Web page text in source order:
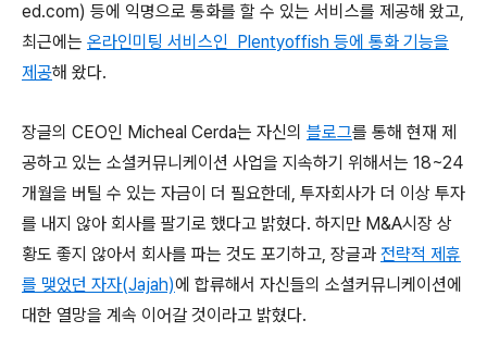
ed.com) 등에 익명으로 통화를 할 수 있는 서비스를 제공해 왔고,
최근에는 온라인미팅 서비스인 Plentyoffish 등에 통화 기능을
제공해 왔다.
장글의 CEO인 Micheal Cerda는 자신의 블로그를 통해 현재 제
공하고 있는 소셜커뮤니케이션 사업을 지속하기 위해서는 18~24
개월을 버틸 수 있는 자금이 더 필요한데, 투자회사가 더 이상 투자
를 내지 않아 회사를 팔기로 했다고 밝혔다. 하지만 M&A시장 상
황도 좋지 않아서 회사를 파는 것도 포기하고, 장글과 전략적 제휴
를 맺었던 자자(Jajah)에 합류해서 자신들의 소셜커뮤니케이션에
대한 열망을 계속 이어갈 것이라고 밝혔다.